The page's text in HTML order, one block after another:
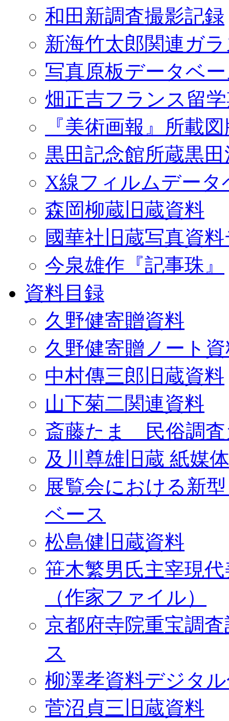
和田新調査撮影記録
新海竹太郎関連ガ
写真原板データベ
畑正吉フランス留
『美術画報』所載
黒田記念館所蔵黒
X線フィルムデータ
森岡柳蔵旧蔵資料
國華社旧蔵写真資
今泉雄作『記事珠』
資料目録
久野健寄贈資料
久野健寄贈ノート
中村傳三郎旧蔵資料
山下菊二関連資料
斎藤たま 民俗調査
及川尊雄旧蔵 紙媒
展覧会における新
ベース
松島健旧蔵資料
笹木繁男氏主宰現
（作家ファイル）
京都府寺院重宝調
ス
柳澤孝資料デジタ
菅沼貞三旧蔵資料